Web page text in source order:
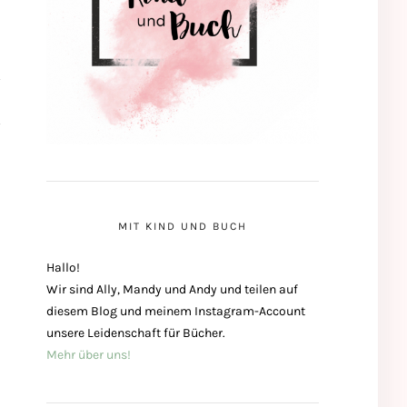
MIT KIND UND BUCH
Hallo!
Wir sind Ally, Mandy und Andy und teilen auf
diesem Blog und meinem Instagram-Account
unsere Leidenschaft für Bücher.
Mehr über uns!